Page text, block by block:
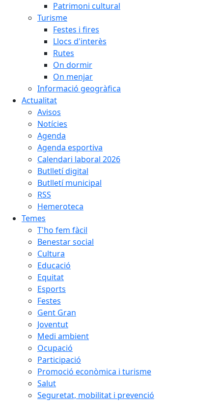
Patrimoni cultural
Turisme
Festes i fires
Llocs d'interès
Rutes
On dormir
On menjar
Informació geogràfica
Actualitat
Avisos
Notícies
Agenda
Agenda esportiva
Calendari laboral 2026
Butlletí digital
Butlletí municipal
RSS
Hemeroteca
Temes
T'ho fem fàcil
Benestar social
Cultura
Educació
Equitat
Esports
Festes
Gent Gran
Joventut
Medi ambient
Ocupació
Participació
Promoció econòmica i turisme
Salut
Seguretat, mobilitat i prevenció